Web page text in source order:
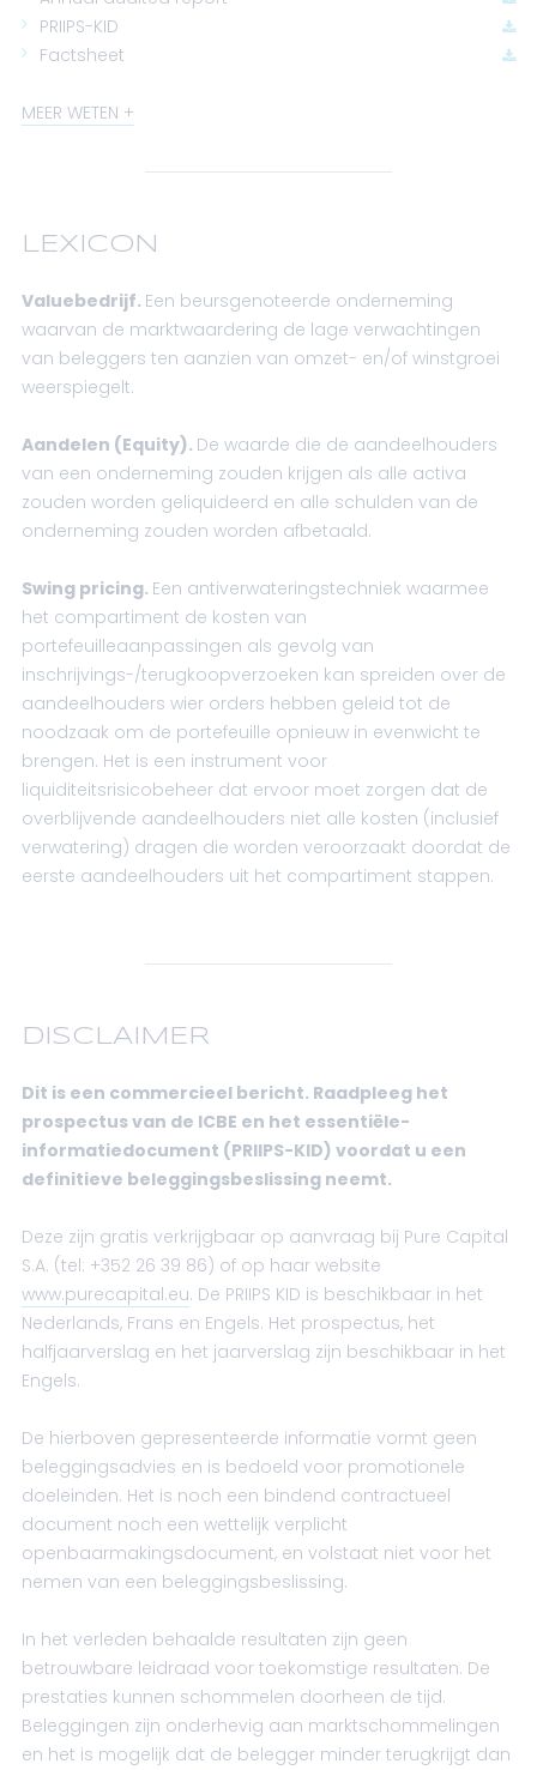
PRIIPS-KID
Factsheet
MEER WETEN
LEXICON
Valuebedrijf. Een beursgenoteerde onderneming
waarvan de marktwaardering de lage verwachtingen
van beleggers ten aanzien van omzet- en/of winstgroei
weerspiegelt.
Aandelen (Equity). De waarde die de aandeelhouders
van een onderneming zouden krijgen als alle activa
zouden worden geliquideerd en alle schulden van de
onderneming zouden worden afbetaald.
Swing pricing. Een antiverwateringstechniek waarmee
het compartiment de kosten van
portefeuilleaanpassingen als gevolg van
inschrijvings-/terugkoopverzoeken kan spreiden over de
aandeelhouders wier orders hebben geleid tot de
noodzaak om de portefeuille opnieuw in evenwicht te
brengen. Het is een instrument voor
liquiditeitsrisicobeheer dat ervoor moet zorgen dat de
overblijvende aandeelhouders niet alle kosten (inclusief
verwatering) dragen die worden veroorzaakt doordat de
eerste aandeelhouders uit het compartiment stappen.
DISCLAIMER
Dit is een commercieel bericht. Raadpleeg het
prospectus van de ICBE en het essentiële-
informatiedocument (PRIIPS-KID) voordat u een
definitieve beleggingsbeslissing neemt.
Deze zijn gratis verkrijgbaar op aanvraag bij Pure Capital
S.A. (tel: +352 26 39 86) of op haar website
www.purecapital.eu. De PRIIPS KID is beschikbaar in het
Nederlands, Frans en Engels. Het prospectus, het
halfjaarverslag en het jaarverslag zijn beschikbaar in het
Engels.
De hierboven gepresenteerde informatie vormt geen
beleggingsadvies en is bedoeld voor promotionele
doeleinden. Het is noch een bindend contractueel
document noch een wettelijk verplicht
openbaarmakingsdocument, en volstaat niet voor het
nemen van een beleggingsbeslissing.
In het verleden behaalde resultaten zijn geen
betrouwbare leidraad voor toekomstige resultaten. De
prestaties kunnen schommelen doorheen de tijd.
Beleggingen zijn onderhevig aan marktschommelingen
en het is mogelijk dat de belegger minder terugkrijgt dan